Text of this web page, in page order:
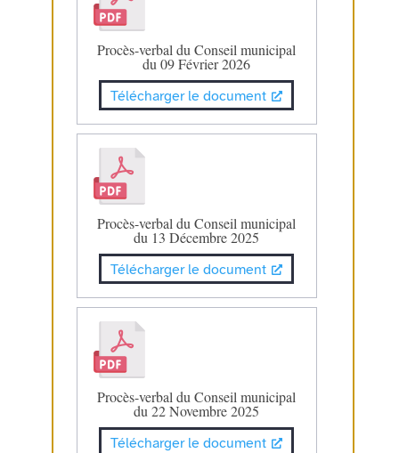
Procès-verbal du Conseil municipal
du 09 Février 2026
Télécharger le document
Procès-verbal du Conseil municipal
du 13 Décembre 2025
Télécharger le document
Procès-verbal du Conseil municipal
du 22 Novembre 2025
Télécharger le document